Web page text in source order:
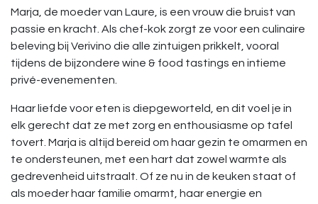
Marja, de moeder van Laure, is een vrouw die bruist van
passie en kracht. Als chef-kok zorgt ze voor een culinaire
beleving bij Verivino die alle zintuigen prikkelt, vooral
tijdens de bijzondere wine & food tastings en intieme
privé-evenementen.
Haar liefde voor eten is diepgeworteld, en dit voel je in
elk gerecht dat ze met zorg en enthousiasme op tafel
tovert. Marja is altijd bereid om haar gezin te omarmen en
te ondersteunen, met een hart dat zowel warmte als
gedrevenheid uitstraalt. Of ze nu in de keuken staat of
als moeder haar familie omarmt, haar energie en